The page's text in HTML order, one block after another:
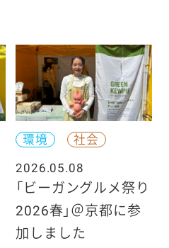
環境
社会
2026.05.08
「ビーガングルメ祭り
2026春」＠京都に参
加しました